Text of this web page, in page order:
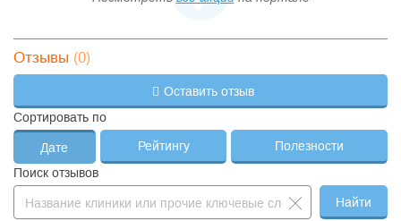
Отзывы (0)
Оставить отзыв
Сортировать по
Дате Рейтингу
Полезности
Поиск отзывов
Найти